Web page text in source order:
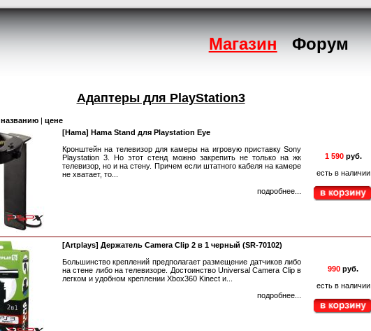
Магазин Форум
Адаптеры для PlayStation3
названию | цене
[Hama] Hama Stand для Playstation Eye
Кронштейн на телевизор для камеры на игровую приставку Sony
Playstation 3. Но этот стенд можно закрепить не только на жк
телевизор, но и на стену. Причем если штатного кабеля на камере
не хватает, то...
подробнее...
1 590руб.
есть в наличии
[Artplays] Держатель Camera Clip 2 в 1 черный (SR-70102)
Большинство креплений предполагает размещение датчиков либо
на стене либо на телевизоре. Достоинство Universal Camera Clip в
легком и удобном креплении Xbox360 Kinect и...
подробнее...
990 руб.
есть в наличии